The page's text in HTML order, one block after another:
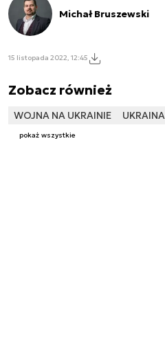
Michał Bruszewski
15 listopada 2022, 12:45
Zobacz również
WOJNA NA UKRAINIE UKRAINA
pokaż wszystkie